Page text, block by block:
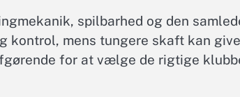
spilbarhed og den
kontrol, mens tungere skaft kan give
for at vælge de rigtige